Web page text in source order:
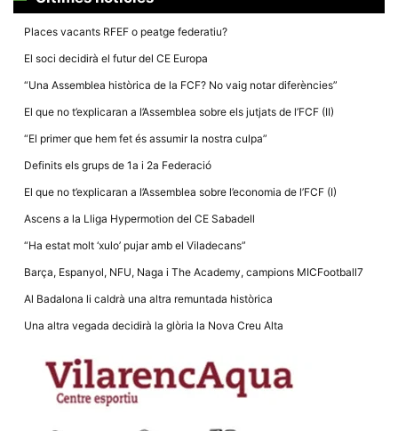
Places vacants RFEF o peatge federatiu?
El soci decidirà el futur del CE Europa
“Una Assemblea històrica de la FCF? No vaig notar diferències”
El que no t’explicaran a l’Assemblea sobre els jutjats de l’FCF (II)
“El primer que hem fet és assumir la nostra culpa”
Definits els grups de 1a i 2a Federació
El que no t’explicaran a l’Assemblea sobre l’economia de l’FCF (I)
Ascens a la Lliga Hypermotion del CE Sabadell
“Ha estat molt ‘xulo’ pujar amb el Viladecans”
Barça, Espanyol, NFU, Naga i The Academy, campions MICFootball7
Al Badalona li caldrà una altra remuntada històrica
Una altra vegada decidirà la glòria la Nova Creu Alta
comportament
navegues pel
web
només
ofertes i
personalitzat.